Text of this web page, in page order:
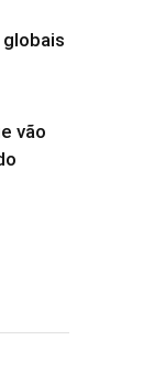
vão